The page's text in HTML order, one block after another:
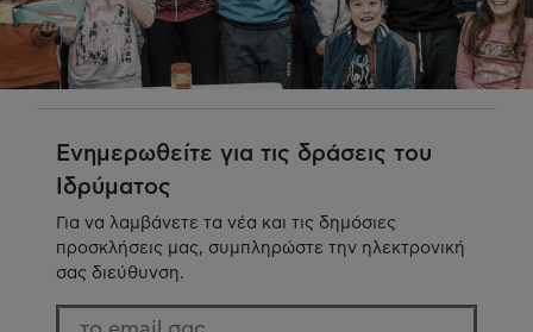
Ενημερωθείτε για τις δράσεις του
Ιδρύματος
Για να λαμβάνετε τα νέα και τις δημόσιες
προσκλήσεις μας, συμπληρώστε την ηλεκτρονική
σας διεύθυνση.